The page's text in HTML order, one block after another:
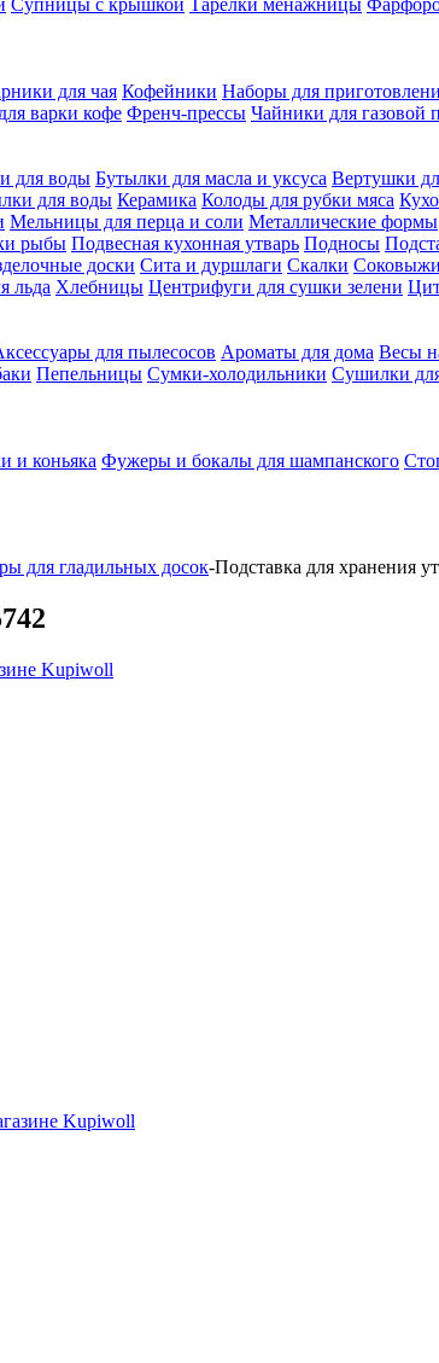
Супницы с крышкой Тарелки менажницы
для чая Кофейники Наборы для
варки кофе Френч-прессы Чайники для газовой
для воды Бутылки для масла и уксуса Вертушки
для воды Керамика Колоды для рубки мяса
Мельницы для перца и соли Металлические формы
рыбы Подвесная кухонная утварь Подносы
доски Сита и дуршлаги Скалки
льда Хлебницы Центрифуги для сушки зелени
для пылесосов Ароматы для дома Весы
Пепельницы Сумки-холодильники Сушилки
и коньяка Фужеры и бокалы для шампанского
для гладильных досок-Подставка для хранения